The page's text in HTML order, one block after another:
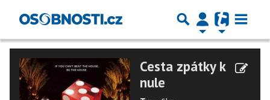
Cesta zpátky k
nule